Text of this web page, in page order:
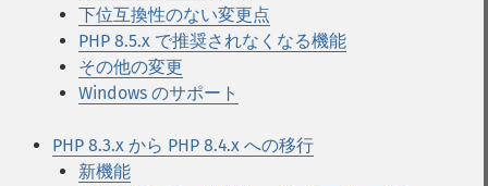
下位互換性のない変更点
PHP 8.5.x で推奨されなくなる機能
その他の変更
Windows のサポート
PHP 8.3.x から PHP 8.4.x への移行
新機能